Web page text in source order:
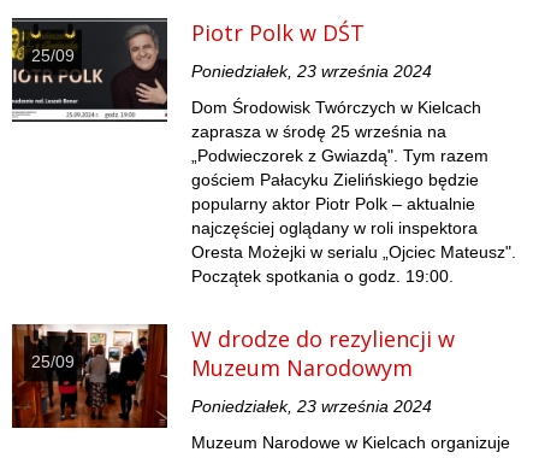
25/09
Piotr Polk w DŚT
Poniedziałek, 23 września 2024
Dom Środowisk Twórczych w Kielcach
zaprasza w środę 25 września na
„Podwieczorek z Gwiazdą". Tym razem
gościem Pałacyku Zielińskiego będzie
popularny aktor Piotr Polk – aktualnie
najczęściej oglądany w roli inspektora
Oresta Możejki w serialu „Ojciec Mateusz".
Początek spotkania o godz. 19:00.
25/09
W drodze do rezyliencji w
Muzeum Narodowym
Poniedziałek, 23 września 2024
Muzeum Narodowe w Kielcach organizuje